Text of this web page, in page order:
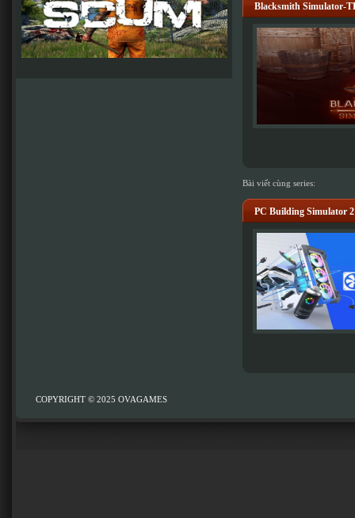
Blacksmith Simulator-
Bài viết cùng series:
PC Building Simulator 2
COPYRIGHT © 2025 OVAGAMES